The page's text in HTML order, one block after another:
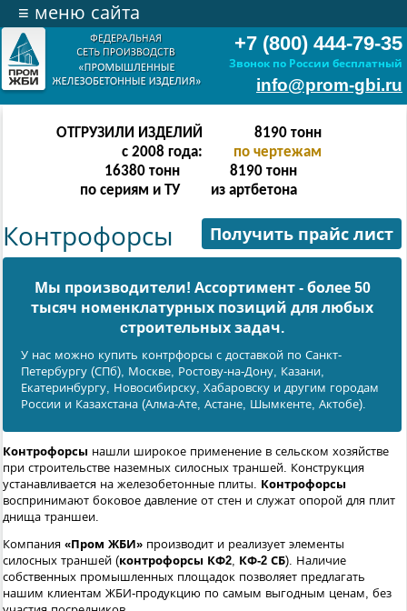
+7 (800) 444-79-35
Звонок по России бесплатный
info@prom-gbi.ru
≡ меню сайта
ОТГРУЗИЛИ ИЗДЕЛИЙ
с 2008 года:
16382тонн
по чертежам
32764 тонн
по сериям и ТУ
16382 тонн
из артбетона
Получить прайс лист
Контрофорсы
Мы производители! Ассортимент - более 50
тысяч номенклатурных позиций для любых
cтроительных задач.
У нас можно купить контрфорсы с доставкой по Санкт-
Петербургу (СПб), Москве, Ростову-на-Дону, Казани,
Екатеринбургу, Новосибирску, Хабаровску и другим городам
России и Казахстана (Алма-Ате, Астане, Шымкенте, Актобе).
Контрофорсы нашли широкое применение в сельском хозяйстве
при строительстве наземных силосных траншей. Конструкция
устанавливается на железобетонные плиты. Контрофорсы
воспринимают боковое давление от стен и служат опорой для плит
днища траншеи.
Компания «Пром ЖБИ» производит и реализует элементы
силосных траншей (контрофорсы КФ2, КФ-2 СБ). Наличие
собственных промышленных площадок позволяет предлагать
нашим клиентам ЖБИ-продукцию по самым выгодным ценам, без